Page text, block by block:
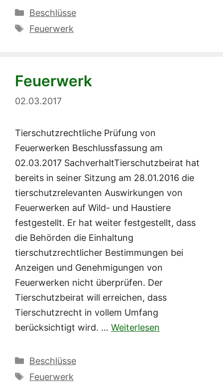
Kategorien
Beschlüsse
Schlagwörter
Feuerwerk
Feuerwerk
02.03.2017
Tierschutzrechtliche Prüfung von
Feuerwerken Beschlussfassung am
02.03.2017 SachverhaltTierschutzbeirat hat
bereits in seiner Sitzung am 28.01.2016 die
tierschutzrelevanten Auswirkungen von
Feuerwerken auf Wild- und Haustiere
festgestellt. Er hat weiter festgestellt, dass
die Behörden die Einhaltung
tierschutzrechtlicher Bestimmungen bei
Anzeigen und Genehmigungen von
Feuerwerken nicht überprüfen. Der
Tierschutzbeirat will erreichen, dass
Tierschutzrecht in vollem Umfang
berücksichtigt wird. … Weiterlesen
Kategorien
Beschlüsse
Schlagwörter
Feuerwerk